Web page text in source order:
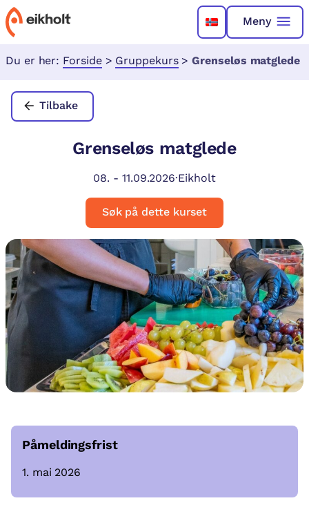
Meny
Du er her: Forside > Gruppekurs > Grenseløs matglede
Tilbake
Grenseløs matglede
08. - 11.09.2026·Eikholt
Søk på dette kurset
Påmeldingsfrist
1. mai 2026